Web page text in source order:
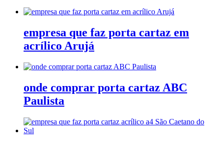
empresa que faz porta cartaz em
acrílico Arujá
onde comprar porta cartaz ABC
Paulista